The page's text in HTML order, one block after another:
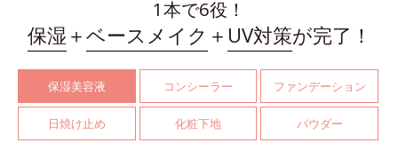
1本で6役！
保湿＋ベースメイク ＋ UV対策が完了！
保湿美容液 コンシーラー ファンデーション
日焼け止め 化粧下地 パウダー